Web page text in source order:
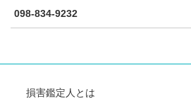
098-834-9232
損害鑑定人とは